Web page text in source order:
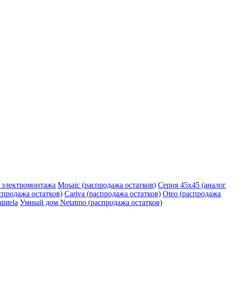
Mosaic (распродажа остатков) Серия 45х45 (аналог
остатков) Cariva (распродажа остатков) Oteo (распродажа
Умный дом Netatmo (распродажа остатков)